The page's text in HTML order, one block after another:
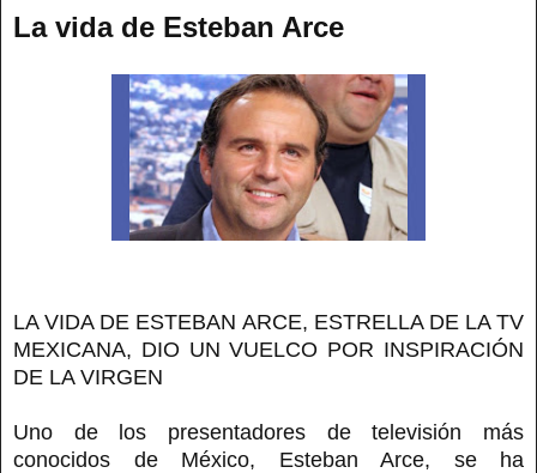
La vida de Esteban Arce
LA VIDA DE ESTEBAN ARCE, ESTRELLA DE LA TV
MEXICANA, DIO UN VUELCO POR INSPIRACIÓN
DE LA VIRGEN
Uno de los presentadores de televisión más
conocidos de México, Esteban Arce, se ha